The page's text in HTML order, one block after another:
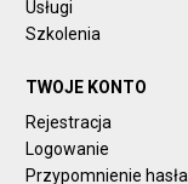
Usługi
Szkolenia
TWOJE KONTO
Rejestracja
Logowanie
Przypomnienie hasła